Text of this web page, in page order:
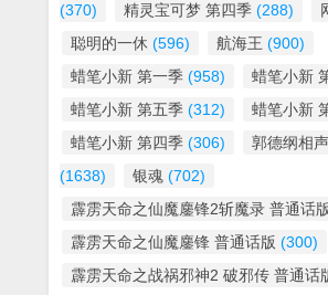
(370)
精灵宝可梦 第四季 (288)
聪明的一休 (596) 航海王 (900)
蜡笔小新 第一季 (958) 蜡笔小新
蜡笔小新 第五季 (312) 蜡笔小新
蜡笔小新 第四季 (306)
郭德纲相
(1638)
银魂 (702)
霹雳天命之仙魔鏖锋2斩魔录 普通话
霹雳天命之仙魔鏖锋 普通话版 (300)
霹雳天命之战祸邪神2 破邪传 普通话